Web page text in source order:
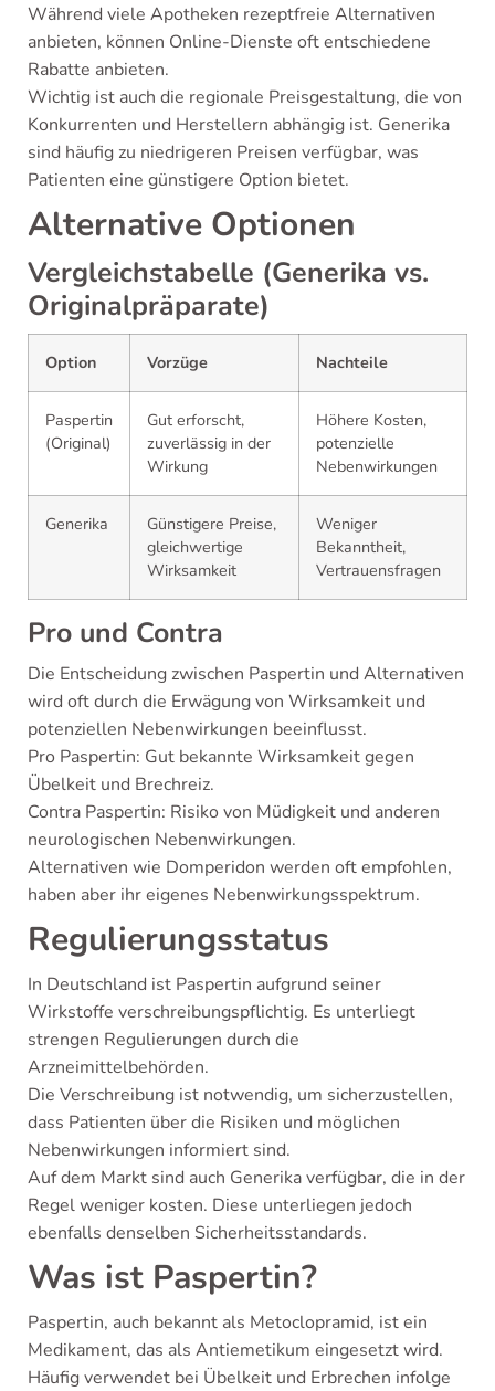
Während viele Apotheken rezeptfreie Alternativen
anbieten, können Online-Dienste oft entschiedene
Rabatte anbieten.
Wichtig ist auch die regionale Preisgestaltung, die von
Konkurrenten und Herstellern abhängig ist. Generika
sind häufig zu niedrigeren Preisen verfügbar, was
Patienten eine günstigere Option bietet.
Alternative Optionen
Vergleichstabelle (Generika vs.
Originalpräparate)
Option Vorzüge Nachteile
Paspertin
(Original)
Gut erforscht,
zuverlässig in der
Wirkung
Höhere Kosten,
potenzielle
Nebenwirkungen
Generika
Günstigere Preise,
gleichwertige
Wirksamkeit
Weniger
Bekanntheit,
Vertrauensfragen
Pro und Contra
Die Entscheidung zwischen Paspertin und Alternativen
wird oft durch die Erwägung von Wirksamkeit und
potenziellen Nebenwirkungen beeinflusst.
Pro Paspertin: Gut bekannte Wirksamkeit gegen
Übelkeit und Brechreiz.
Contra Paspertin: Risiko von Müdigkeit und anderen
neurologischen Nebenwirkungen.
Alternativen wie Domperidon werden oft empfohlen,
haben aber ihr eigenes Nebenwirkungsspektrum.
Regulierungsstatus
In Deutschland ist Paspertin aufgrund seiner
Wirkstoffe verschreibungspflichtig. Es unterliegt
strengen Regulierungen durch die
Arzneimittelbehörden.
Die Verschreibung ist notwendig, um sicherzustellen,
dass Patienten über die Risiken und möglichen
Nebenwirkungen informiert sind.
Auf dem Markt sind auch Generika verfügbar, die in der
Regel weniger kosten. Diese unterliegen jedoch
ebenfalls denselben Sicherheitsstandards.
Was ist Paspertin?
Paspertin, auch bekannt als Metoclopramid, ist ein
Medikament, das als Antiemetikum eingesetzt wird.
Häufig verwendet bei Übelkeit und Erbrechen infolge